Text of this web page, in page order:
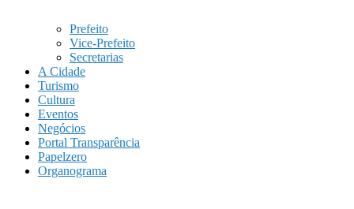
Prefeito
Vice-Prefeito
Secretarias
A Cidade
Turismo
Cultura
Eventos
Negócios
Portal Transparência
Papelzero
Organograma